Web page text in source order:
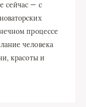
сейчас — с
процессе
человека
красоты и